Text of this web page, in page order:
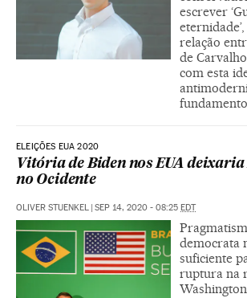
escrever
relação
de
com esta
ELEIÇÕES EUA 2020
Vitória de Biden nos EUA
no Ocidente
OLIVER STUENKEL SEP 14, 2020 - 08:25 EDT
democrata
suficiente
ruptura na